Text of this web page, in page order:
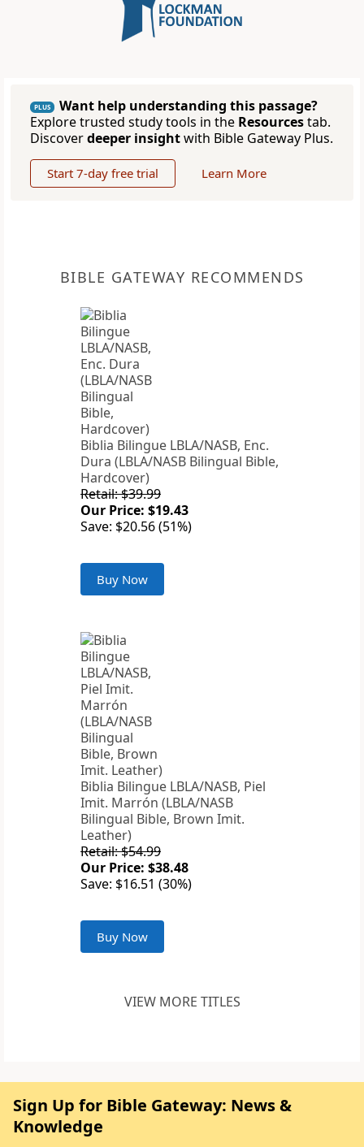
PLUS
Want help understanding this passage?
Explore trusted study tools in the Resourcestab.
Discoverdeeper insightwith Bible Gateway Plus.
Start 7-day free trial Learn More
BIBLE GATEWAY RECOMMENDS
Biblia Bilingue LBLA/NASB, Enc.
Dura (LBLA/NASB Bilingual Bible,
Hardcover)
Retail: $39.99
Our Price: $19.43
Save: $20.56 (51%)
Buy Now
Biblia Bilingue LBLA/NASB, Piel
Imit. Marrón (LBLA/NASB
Bilingual Bible, Brown Imit.
Leather)
Retail: $54.99
Our Price: $38.48
Save: $16.51 (30%)
Buy Now
VIEW MORE TITLES
Sign Up for Bible Gateway: News &
Knowledge